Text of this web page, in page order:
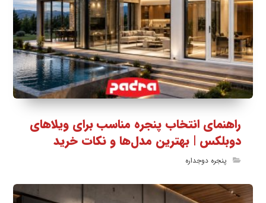
راهنمای انتخاب پنجره مناسب برای ویلاهای
دوبلکس | بهترین مدل‌ها و نکات خرید
پنجره دوجداره